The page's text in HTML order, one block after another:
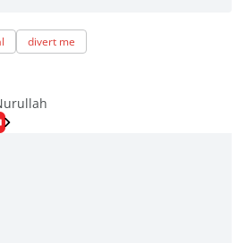
divert me